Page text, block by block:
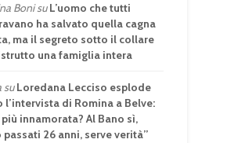
BonisuL’uomo che tutti
ha salvato quella cagna
ma il segreto sotto il collare
una famiglia intera
suLoredana Lecciso esplode
l’intervista di Romina a Belve:
più innamorata? Al Bano sì,
passati 26 anni, serve verità”